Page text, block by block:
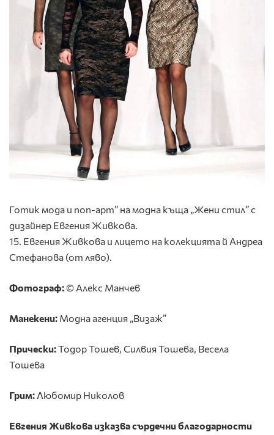
Готик мода и поп-арт” на модна къща „Жени стил” с
дизайнер Евгения Живкова.
15. Евгения Живкова и лицето на колекцията й Андреа
Стефанова (от ляво).
Фотограф:© Алекс Манчев
Манекени: Модна агенция „Визаж”
Прически:Тодор Тошев, Силвия Тошева, Весела
Тошева
Грим: Любомир Николов
Евгения Живкова изказва сърдечни благодарности